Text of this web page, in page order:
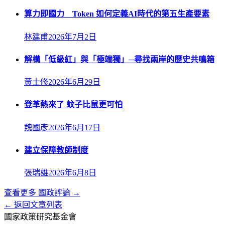
算力即國力 Token 如何定義AI時代的第五生產要素
林建甫2026年7月2日
解構「低級紅」與「極端獨」─尋找兩岸的歷史共鳴箱
黃士修2026年6月29日
登革熱來了 蚊子比鼠更可怕
魏國彥2026年6月17日
建立保障教師制度
張瑞雄2026年6月8日
查看更多 國政評論 →
← 返回文章列表
國家政策研究基金會